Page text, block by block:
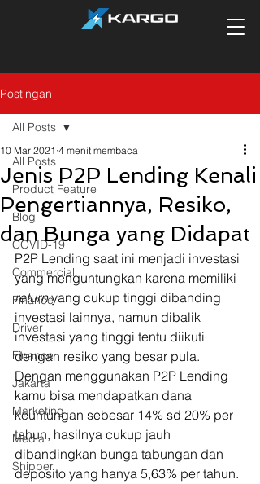
Postingan
All Posts
Product Feature
Blog
COVID-19
Commercial
Finance
Driver
Finance
Jakarta
Marketing
Media
Shipper
All Posts
Jenis P2P Lending Kenali
Pengertiannya, Resiko,
dan Bunga yang Didapat
10 Mar 2021 4 menit membaca
P2P Lending saat ini menjadi investasi
yang menguntungkan karena memiliki
return yang cukup tinggi dibanding
investasi lainnya, namun dibalik
investasi yang tinggi tentu diikuti
dengan resiko yang besar pula.
Dengan menggunakan P2P Lending
kamu bisa mendapatkan dana
keuntungan sebesar 14% sd 20% per
tahun, hasilnya cukup jauh
dibandingkan bunga tabungan dan
deposito yang hanya 5,63% per tahun.